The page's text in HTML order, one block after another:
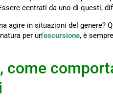
centrati da uno di questi,
agire in situazioni del genere?
per un’escursione, è
come